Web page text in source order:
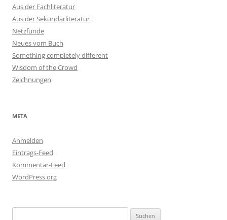
Aus der Fachliteratur
Aus der Sekundärliteratur
Netzfunde
Neues vom Buch
Something completely different
Wisdom of the Crowd
Zeichnungen
META
Anmelden
Eintrags-Feed
Kommentar-Feed
WordPress.org